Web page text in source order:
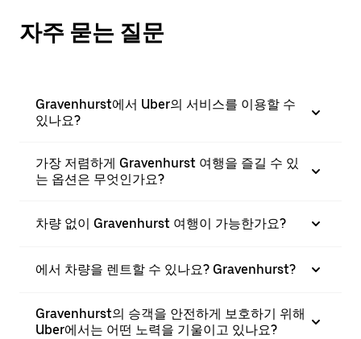
자주 묻는 질문
Gravenhurst에서 Uber의 서비스를 이용할 수
있나요?
가장 저렴하게 Gravenhurst 여행을 즐길 수 있
는 옵션은 무엇인가요?
차량 없이 Gravenhurst 여행이 가능한가요?
에서 차량을 렌트할 수 있나요? Gravenhurst?
Gravenhurst의 승객을 안전하게 보호하기 위해
Uber에서는 어떤 노력을 기울이고 있나요?